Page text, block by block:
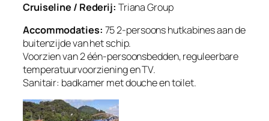
Cruiseline / Rederij: Triana Group
Accommodaties: 75 2-persoons hutkabines aan de
buitenzijde van het schip.
Voorzien van 2 één-persoonsbedden, reguleerbare
temperatuurvoorziening en TV.
Sanitair: badkamer met douche en toilet.